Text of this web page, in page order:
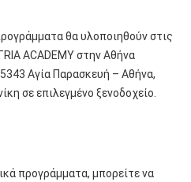
θα υλοποιηθούν στις
ACADEMY στην Αθήνα
Αγία Παρασκευή – Αθήνα,
σε επιλεγμένο ξενοδοχείο.
προγράμματα, μπορείτε να